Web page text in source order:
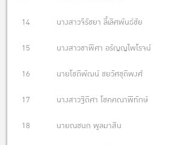
14 นางสาวจิรัชยา ลี้เลิศพันธ์ชัย
15 นางสาวชาพิศา อรัญญไพโรจน์
16 นายโชติพัฒน์ ชยวัศชุติพงศ์
17 นางสาวฐิติศา โชคคณาพิทักษ์
18 นายณชนก พูลมาสิน